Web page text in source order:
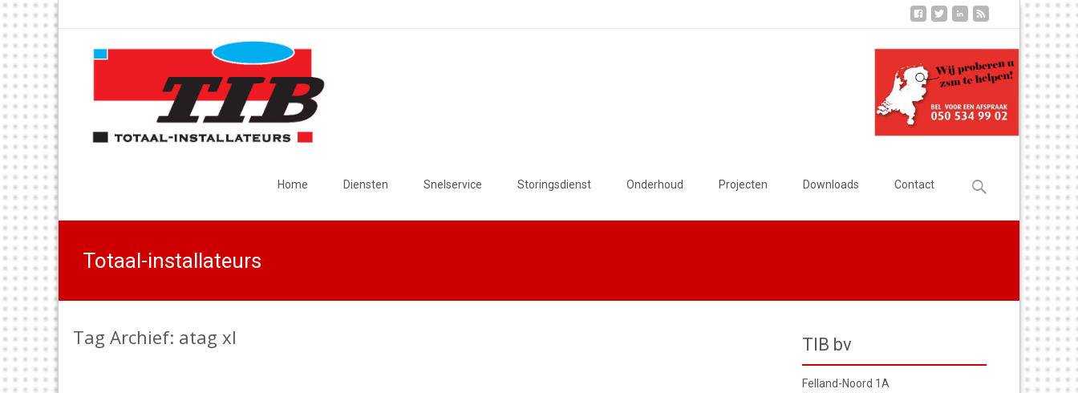
Home Diensten Snelservice Storingsdienst Onderhoud Projecten Downloads Contact
Zoeken
naar:
Totaal-installateurs
Tag Archief: atag xl TIB bv
Felland-Noord 1A